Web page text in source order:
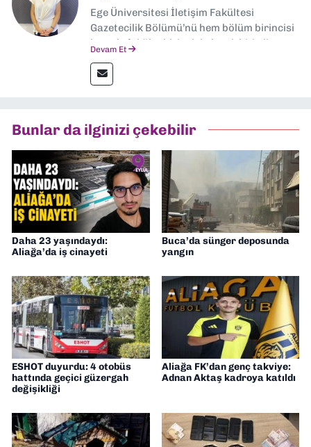
Ege Üniversitesi İletişim Fakültesi
Gazetecilik Bölümü’nü hem bölüm birincisi
hem de fakülte birincisi olarak bitirdim.
İletişim” üzerine yüksek lisans eğitimimi
tamamladım. Halen aynı anabilim dalında
Müdürü” olarak görev almaktayım. Hak
odaklı haberciliğe dair çalışmalar
yapıyorum
Devam Et
Bunlar da ilginizi çekebilir
Daha 23 yaşındaydı:
Aliağa’da iş cinayeti
Buca’da sünger deposunda
yangın
ESHOT duyurdu: 4 otobüs
hattında geçici güzergah
değişikliği
Aliağa FK’dan genç takviye:
Adnan Aktaş kadroya katıldı